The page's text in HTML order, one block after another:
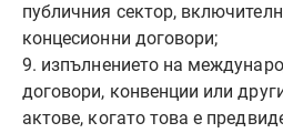
публичния сектор,
концесионни договори;
9. изпълнението на
договори, конвенции или
актове, когато това е